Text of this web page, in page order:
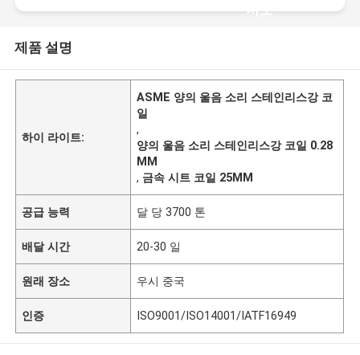
시오
제품 설명
하이 라이트:
ASME 양의 울음 소리 스테인리스강 코
일
,
양의 울음 소리 스테인리스강 코일 0.28
MM
, 금속 시트 코일 25MM
공급 능력 달 당 3700 톤
배달 시간 20-30 일
원래 장소 우시 중국
인증 ISO9001/ISO14001/IATF16949